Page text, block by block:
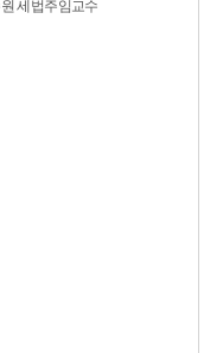
세법주임교수